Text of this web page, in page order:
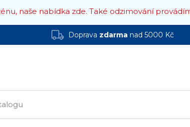
naše nabídka zde. Také odzimování
Doprava zdarmanad 5000 Kč